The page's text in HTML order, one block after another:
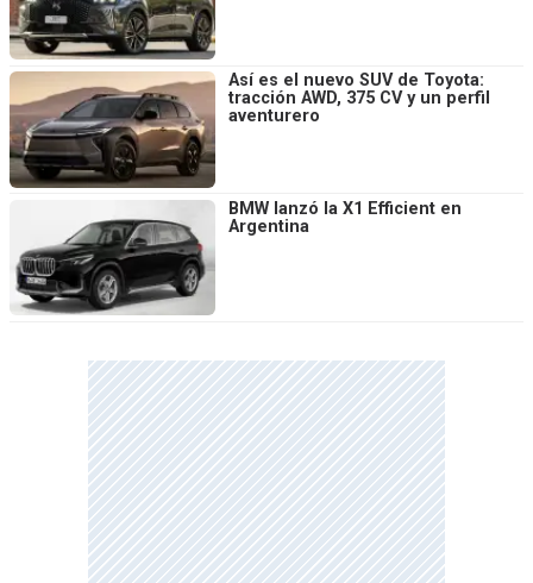
Así es el nuevo SUV de Toyota:
tracción AWD, 375 CV y un perfil
aventurero
BMW lanzó la X1 Efficient en
Argentina